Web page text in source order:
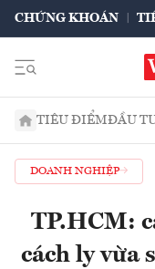
CHỨNG KHOÁN
TIÊU ĐIỂMĐẦU
DOANH NGHIỆP
TP.HCM:
cách ly vừa